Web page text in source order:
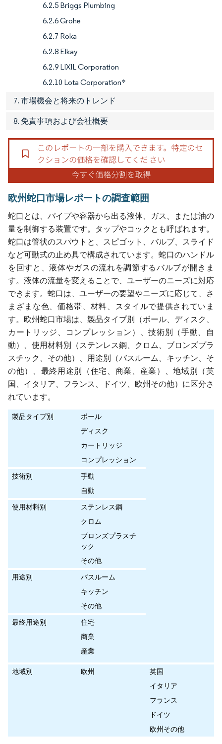
6.2.5 Briggs Plumbing
6.2.6 Grohe
6.2.7 Roka
6.2.8 Elkay
6.2.9 LIXIL Corporation
6.2.10 Lota Corporation*
7. 市場機会と将来のトレンド
8. 免責事項および会社概要
欧州蛇口市場レポートの調査範囲
蛇口とは、パイプや容器から出る液体、ガス、または油の
量を制御する装置です。タップやコックとも呼ばれます。
蛇口は管状のスパウトと、スピゴット、バルブ、スライド
など可動式の止め具で構成されています。蛇口のハンドル
を回すと、液体やガスの流れを調節するバルブが開きま
す。液体の流量を変えることで、ユーザーのニーズに対応
できます。蛇口は、ユーザーの要望やニーズに応じて、さ
まざまな色、価格帯、材料、スタイルで提供されていま
す。欧州蛇口市場は、製品タイプ別（ボール、ディスク、
カートリッジ、コンプレッション）、技術別（手動、自
動）、使用材料別（ステンレス鋼、クロム、ブロンズプラ
スチック、その他）、用途別（バスルーム、キッチン、そ
の他）、最終用途別（住宅、商業、産業）、地域別（英
国、イタリア、フランス、ドイツ、欧州その他）に区分さ
れています。
製品タイプ別
ボール
ディスク
カートリッジ
コンプレッション
技術別
手動
自動
使用材料別
ステンレス鋼
クロム
ブロンズプラスチ
ック
その他
用途別
バスルーム
キッチン
その他
最終用途別
住宅
商業
産業
地域別 欧州
英国
イタリア
フランス
ドイツ
欧州その他